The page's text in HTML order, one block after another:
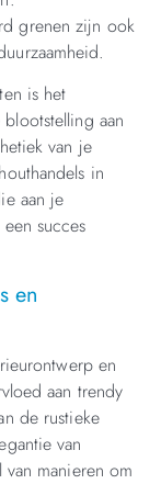
grenen zijn ook
is het
aan
van je
in
aan je
succes
en
en
aan trendy
de rustieke
van
manieren om